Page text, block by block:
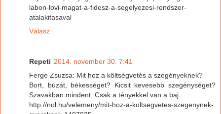
labon-lovi-magat-a-fidesz-a-segelyezesi-rendszer-
atalakitasaval
Válasz
Repeti 2014. november 30. 7:41
Ferge Zsuzsa: Mit hoz a költségvetés a szegényeknek?
Bort, búzát, békességet? Kicsit kevesebb szegénységet?
Szavakban mindent. Csak a tényekkel van a baj.
http://nol.hu/velemeny/mit-hoz-a-koltsegvetes-szegenynek-